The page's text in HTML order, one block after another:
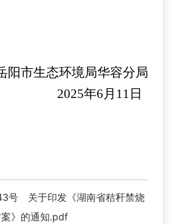
阳市生态环境局华容分局
2025年6月 11 日
号 关于印发《湖南省秸秆禁烧
》的通知.pdf